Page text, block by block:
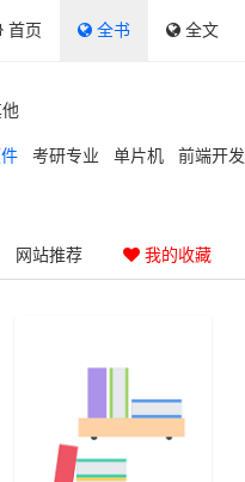
首页 全书 全文
考研专业 单片机 前端开发
网站推荐 我的收藏